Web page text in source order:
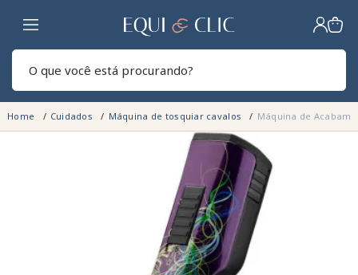
Lar
Home Cuidados Máquina de tosquiar cavalos Máquina de